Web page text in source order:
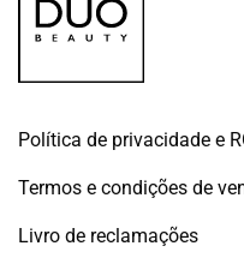
Política de privacidade e
Termos e condições de
Livro de reclamações